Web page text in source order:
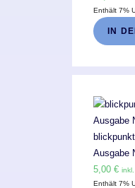
Enthält 7%
IN
Ausgabe
5,00 €
Enthält 7%